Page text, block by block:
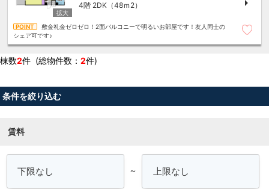
4階 2DK（48ｍ 2）
敷金礼金ゼロゼロ！2面バルコニーで明るいお部屋です！友人同士の
シェア可です♪
棟数2件 (総物件数： 2件)
条件を絞り込む
賃料
～